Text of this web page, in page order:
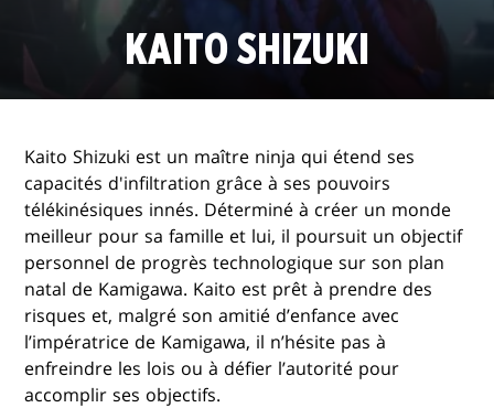
KAITO SHIZUKI
Kaito Shizuki est un maître ninja qui étend ses
capacités d'infiltration grâce à ses pouvoirs
télékinésiques innés. Déterminé à créer un monde
meilleur pour sa famille et lui, il poursuit un objectif
personnel de progrès technologique sur son plan
natal de Kamigawa. Kaito est prêt à prendre des
risques et, malgré son amitié d’enfance avec
l’impératrice de Kamigawa, il n’hésite pas à
enfreindre les lois ou à défier l’autorité pour
accomplir ses objectifs.